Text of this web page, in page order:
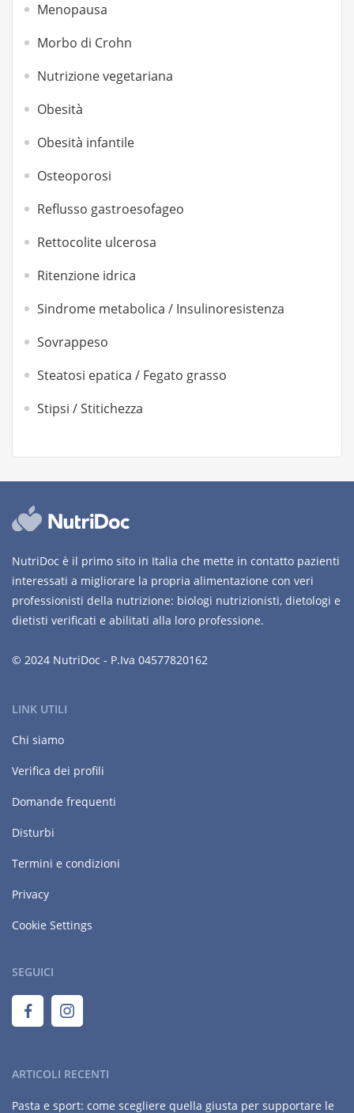
Menopausa
Morbo di Crohn
Nutrizione vegetariana
Obesità
Obesità infantile
Osteoporosi
Reflusso gastroesofageo
Rettocolite ulcerosa
Ritenzione idrica
Sindrome metabolica / Insulinoresistenza
Sovrappeso
Steatosi epatica / Fegato grasso
Stipsi / Stitichezza
NutriDoc è il primo sito in Italia che mette in contatto pazienti
interessati a migliorare la propria alimentazione con veri
professionisti della nutrizione: biologi nutrizionisti, dietologi e
dietisti verificati e abilitati alla loro professione.
© 2024 NutriDoc - P.Iva 04577820162
LINK UTILI
Chi siamo
Verifica dei profili
Domande frequenti
Disturbi
Termini e condizioni
Privacy
Cookie Settings
SEGUICI
ARTICOLI RECENTI
Pasta e sport: come scegliere quella giusta per supportare le